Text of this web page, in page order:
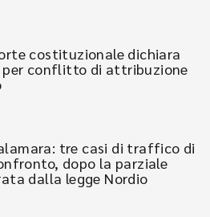
costituzionale dichiara
per conflitto di attribuzione
tre casi di traffico di
dopo la parziale
dalla legge Nordio